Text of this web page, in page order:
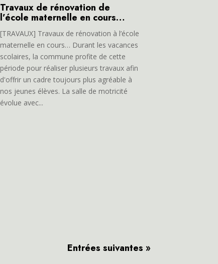
Travaux de rénovation de
l’école maternelle en cours…
[TRAVAUX] Travaux de rénovation à l’école
maternelle en cours… Durant les vacances
scolaires, la commune profite de cette
période pour réaliser plusieurs travaux afin
d'offrir un cadre toujours plus agréable à
nos jeunes élèves. La salle de motricité
évolue avec...
Entrées suivantes »